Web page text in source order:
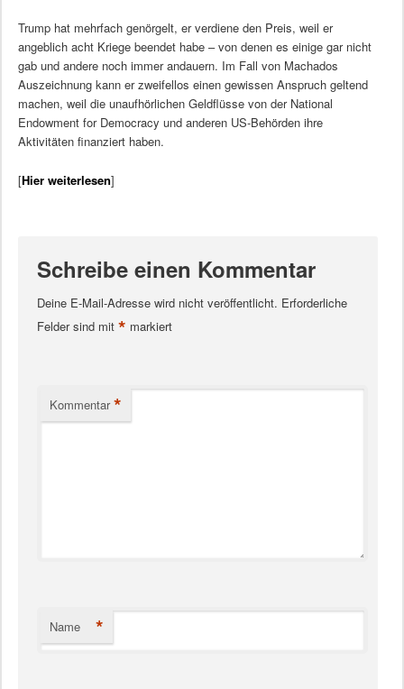
Trump hat mehrfach genörgelt, er verdiene den Preis, weil er
angeblich acht Kriege beendet habe – von denen es einige gar nicht
gab und andere noch immer andauern. Im Fall von Machados
Auszeichnung kann er zweifellos einen gewissen Anspruch geltend
machen, weil die unaufhörlichen Geldflüsse von der National
Endowment for Democracy und anderen US-Behörden ihre
Aktivitäten finanziert haben.
[Hier weiterlesen]
Schreibe einen Kommentar
Deine E-Mail-Adresse wird nicht veröffentlicht. Erforderliche
Felder sind mit * markiert
Kommentar *
Name *